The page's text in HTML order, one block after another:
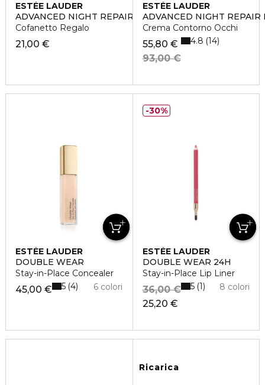
ESTÉE LAUDER
ADVANCED NIGHT REPAIR DUO SET
Cofanetto Regalo
21,00 €
ESTÉE LAUDER
ADVANCED NIGHT REPAIR
Crema Contorno Occhi
55,80 €
93,00 €
4.8 14
ESTÉE LAUDER
DOUBLE WEAR
Stay-in-Place Concealer
45,00 € 6 colori
5 4
ESTÉE LAUDER
DOUBLE WEAR 24H
Stay-in-Place Lip Liner
25,20 €
36,00 € 8 colori
5 1
30%
Ricarica